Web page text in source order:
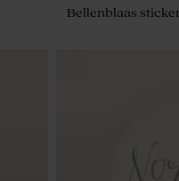
Ambachtelijke
Bellenblaas